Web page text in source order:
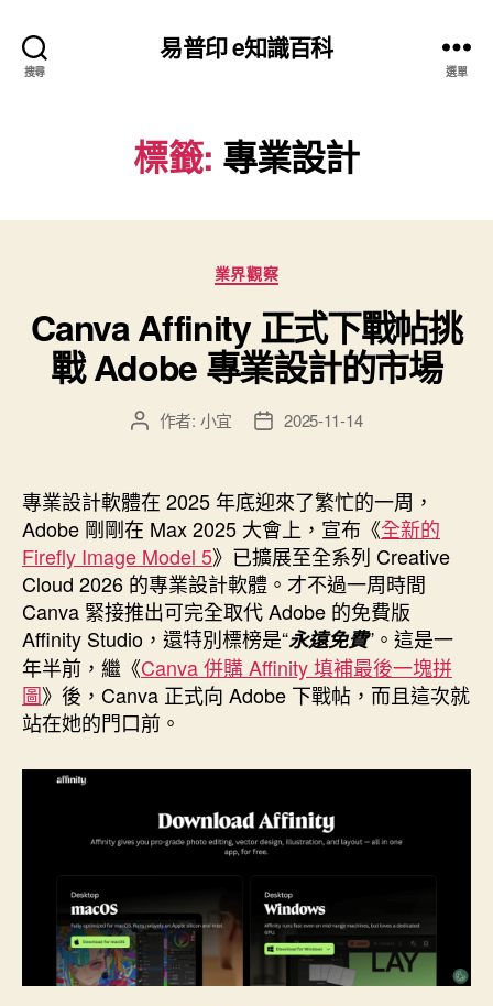
搜尋
易普印 e知識百科
選單
標籤: 專業設計
分
類
業界觀察
Canva Affinity 正式下戰帖挑
戰 Adobe 專業設計的市場
文
者
作者: 小宜
文
佈
日
期
2025-11-14
專業設計軟體在 2025 年底迎來了繁忙的一周，
Adobe 剛剛在 Max 2025 大會上，宣布《全新的
Firefly Image Model 5》已擴展至全系列 Creative
Cloud 2026 的專業設計軟體。才不過一周時間
Canva 緊接推出可完全取代 Adobe 的免費版
Affinity Studio，還特別標榜是“永遠免費”。這是一
年半前，繼《Canva 併購 Affinity 填補最後一塊拼
圖》後，Canva 正式向 Adobe 下戰帖，而且這次就
站在她的門口前。